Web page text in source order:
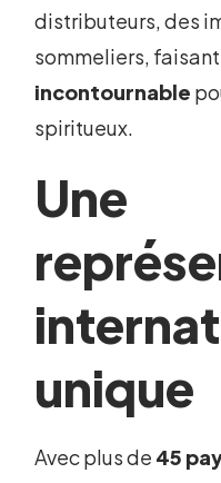
distributeurs, des
sommeliers,
incontournable
spiritueux.
Une
unique
Avec plus de 45